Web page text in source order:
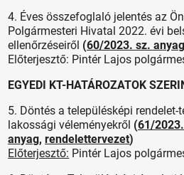
4. Éves összefoglaló jelentés az
Polgármesteri Hivatal 2022. évi
ellenőrzéseiről (60/2023. sz. anyag
Előterjesztő: Pintér Lajos
EGYEDI KT-HATÁROZATOK
5. Döntés a településképi
lakossági véleményekről (61/
anyag,rendelettervezet)
Előterjesztő: Pintér Lajos